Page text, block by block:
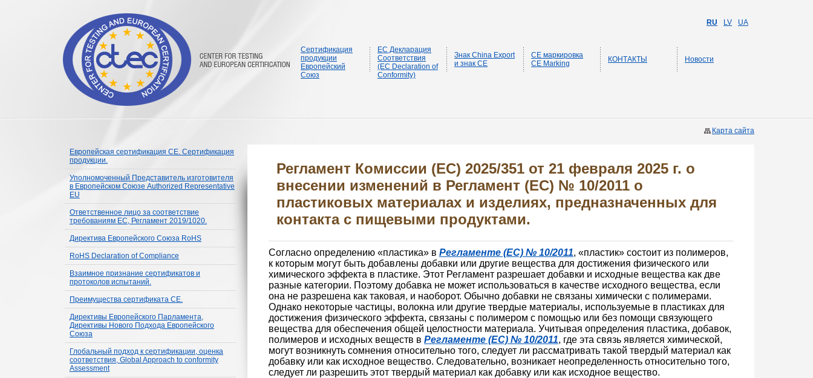
Сертификация
продукции
Европейский
Союз
ЕС Декларация
Соответствия
(EC Declaration of
Conformity)
Знак China Export
и знак CE
CE маркировка
CE Marking
КОНТАКТЫ Новости
RU LV UA
Карта сайта
Европейская сертификация CE. Сертификация
продукции.
Уполномоченный Представитель изготовителя
в Европейском Союзе Authorized Representative
EU
Ответственное лицо за соответствие
требованиям ЕС, Регламент 2019/1020.
Директива Европейского Союза RoHS
RoHS Declaration of Compliance
Взаимное признание сертификатов и
протоколов испытаний.
Преимущества сертификата СЕ.
Директивы Европейского Парламента,
Директивы Нового Подхода Европейского
Союза
Глобальный подход к сертификации, оценка
соответствия, Global Approach to conformity
Assessment
Регламент Комиссии (ЕС) 2025/351 от 21 февраля 2025 г. о
внесении изменений в Регламент (ЕС) № 10/2011 о
пластиковых материалах и изделиях, предназначенных для
контакта с пищевыми продуктами.
Согласно определению «пластика» в Регламенте (ЕС) № 10/2011, «пластик» состоит из полимеров,
к которым могут быть добавлены добавки или другие вещества для достижения физического или
химического эффекта в пластике. Этот Регламент разрешает добавки и исходные вещества как две
разные категории. Поэтому добавка не может использоваться в качестве исходного вещества, если
она не разрешена как таковая, и наоборот. Обычно добавки не связаны химически с полимерами.
Однако некоторые частицы, волокна или другие твердые материалы, используемые в пластиках для
достижения физического эффекта, связаны с полимером с помощью или без помощи связующего
вещества для обеспечения общей целостности материала. Учитывая определения пластика, добавок,
полимеров и исходных веществ в Регламенте (ЕС) № 10/2011, где эта связь является химической,
могут возникнуть сомнения относительно того, следует ли рассматривать такой твердый материал как
добавку или как исходное вещество. Следовательно, возникает неопределенность относительно того,
следует ли разрешить этот твердый материал как добавку или как исходное вещество.